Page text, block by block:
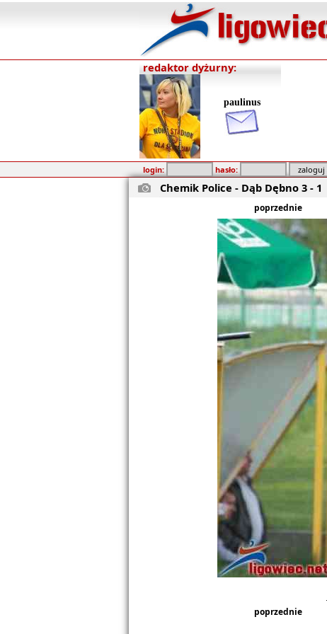
redaktor dyżurny:
paulinus
login: hasło:
Chemik Police - Dąb Dębno 3 - 1
poprzednie
poprzednie